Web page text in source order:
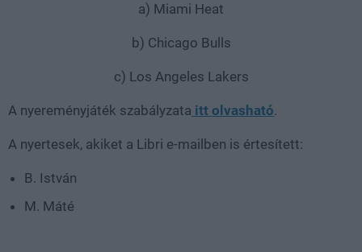
a) Miami Heat
b) Chicago Bulls
c) Los Angeles Lakers
A nyereményjáték szabályzata itt olvasható.
A nyertesek, akiket a Libri e-mailben is értesített:
B. István
M. Máté